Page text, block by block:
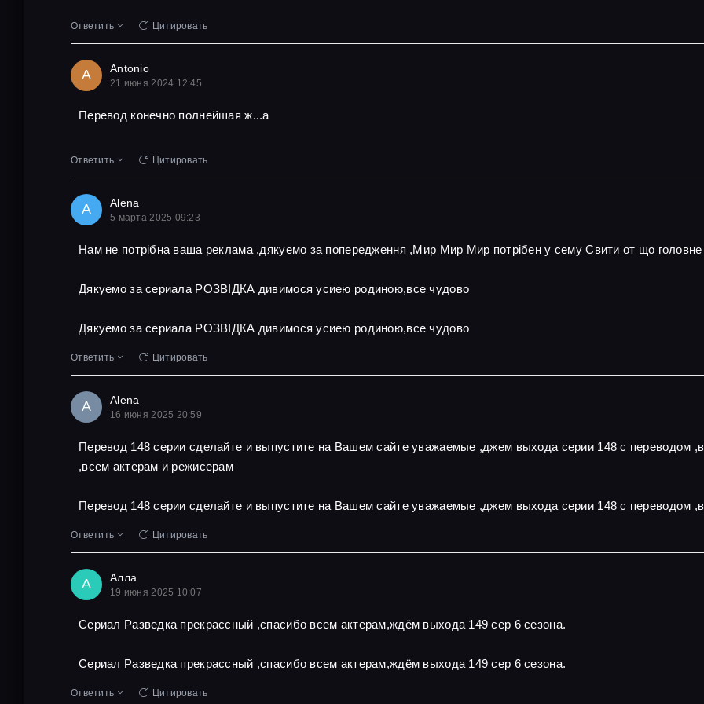
Ответить Цитировать
A Antonio
21 июня 2024 12:45
Перевод конечно полнейшая ж...а
Ответить Цитировать
A Alena
5 марта 2025 09:23
Нам не потрібна ваша реклама ,дякуемо за попередження ,Мир Мир Мир потрібен у сему Свити от що головне
Дякуемо за сериала РОЗВІДКА дивимося усиею родиною,все чудово
Дякуемо за сериала РОЗВІДКА дивимося усиею родиною,все чудово
Ответить Цитировать
A Alena
16 июня 2025 20:59
Перевод 148 серии сделайте и выпустите на Вашем сайте уважаемые ,джем выхода серии 148 с переводом
,всем актерам и режисерам
Перевод 148 серии сделайте и выпустите на Вашем сайте уважаемые ,джем выхода серии 148 с переводом
Ответить Цитировать
А Алла
19 июня 2025 10:07
Сериал Разведка прекрассный ,спасибо всем актерам,ждём выхода 149 сер 6 сезона.
Сериал Разведка прекрассный ,спасибо всем актерам,ждём выхода 149 сер 6 сезона.
Ответить Цитировать